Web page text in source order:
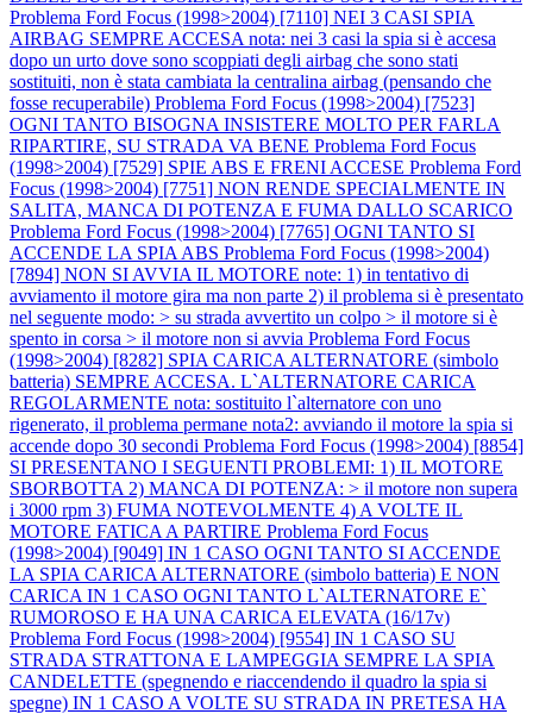
Problema Ford Focus (1998>2004) [7110] NEI 3 CASI SPIA
AIRBAG SEMPRE ACCESA nota: nei 3 casi la spia si è accesa
dopo un urto dove sono scoppiati degli airbag che sono stati
sostituiti, non è stata cambiata la centralina airbag (pensando che
fosse recuperabile) Problema Ford Focus (1998>2004) [7523]
OGNI TANTO BISOGNA INSISTERE MOLTO PER FARLA
RIPARTIRE, SU STRADA VA BENE Problema Ford Focus
(1998>2004) [7529] SPIE ABS E FRENI ACCESE Problema Ford
Focus (1998>2004) [7751] NON RENDE SPECIALMENTE IN
SALITA, MANCA DI POTENZA E FUMA DALLO SCARICO
Problema Ford Focus (1998>2004) [7765] OGNI TANTO SI
ACCENDE LA SPIA ABS Problema Ford Focus (1998>2004)
[7894] NON SI AVVIA IL MOTORE note: 1) in tentativo di
avviamento il motore gira ma non parte 2) il problema si è presentato
nel seguente modo: > su strada avvertito un colpo > il motore si è
spento in corsa > il motore non si avvia Problema Ford Focus
(1998>2004) [8282] SPIA CARICA ALTERNATORE (simbolo
batteria) SEMPRE ACCESA. L`ALTERNATORE CARICA
REGOLARMENTE nota: sostituito l`alternatore con uno
rigenerato, il problema permane nota2: avviando il motore la spia si
accende dopo 30 secondi Problema Ford Focus (1998>2004) [8854]
SI PRESENTANO I SEGUENTI PROBLEMI: 1) IL MOTORE
SBORBOTTA 2) MANCA DI POTENZA: > il motore non supera
i 3000 rpm 3) FUMA NOTEVOLMENTE 4) A VOLTE IL
MOTORE FATICA A PARTIRE Problema Ford Focus
(1998>2004) [9049] IN 1 CASO OGNI TANTO SI ACCENDE
LA SPIA CARICA ALTERNATORE (simbolo batteria) E NON
CARICA IN 1 CASO OGNI TANTO L`ALTERNATORE E`
RUMOROSO E HA UNA CARICA ELEVATA (16/17v)
Problema Ford Focus (1998>2004) [9554] IN 1 CASO SU
STRADA STRATTONA E LAMPEGGIA SEMPRE LA SPIA
CANDELETTE (spegnendo e riaccendendo il quadro la spia si
spegne) IN 1 CASO A VOLTE SU STRADA IN PRETESA HA